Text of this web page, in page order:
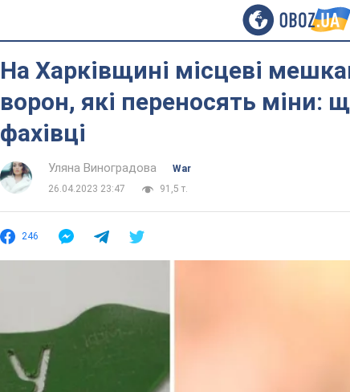
На Харківщині місцеві
ворон, які переносять міни:
фахівці
Уляна Виноградова
War
26.04.2023 23:47
91,5 т.
246